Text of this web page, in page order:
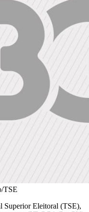
TSE
Superior Eleitoral (TSE),